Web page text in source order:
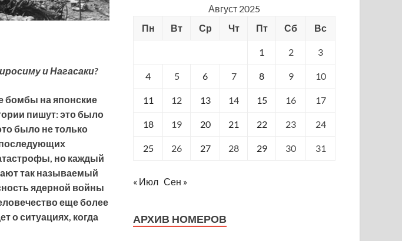
и Нагасаки?
бомбы на японские
пишут: это было
было не только
последующих
но каждый
так называемый
ядерной войны
еще более
о ситуациях, когда
Август 2025
Пн
Вт Ср Чт Пт Сб Вс
1 2 3
4 5 6 7 8 9 10
11 12 13 14 15 16 17
18 19 20 21 22 23 24
25 26 27 28 29 30 31
« Июл Сен »
АРХИВ НОМЕРОВ